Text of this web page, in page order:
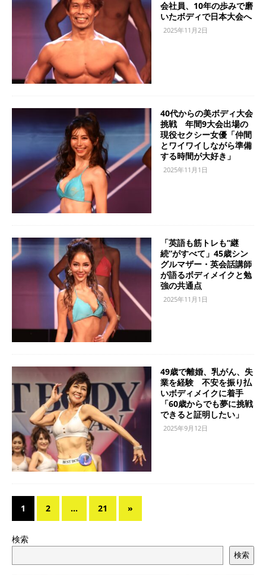
会社員、10年の歩みで磨
いたボディで日本大会へ
2025年11月2日
40代からの美ボディ大会
挑戦 年間9大会出場の
現役セクシー女優「仲間
とワイワイしながら準備
する時間が大好き」
2025年11月1日
「英語も筋トレも“継
続”がすべて」45歳シン
グルマザー・英会話講師
が語るボディメイクと勉
強の共通点
2025年11月1日
49歳で離婚、乳がん、失
業を経験 不安を振り払
いボディメイクに着手
「60歳からでも夢に挑戦
できると証明したい」
2025年9月12日
1 2 … 21 »
検索
検索